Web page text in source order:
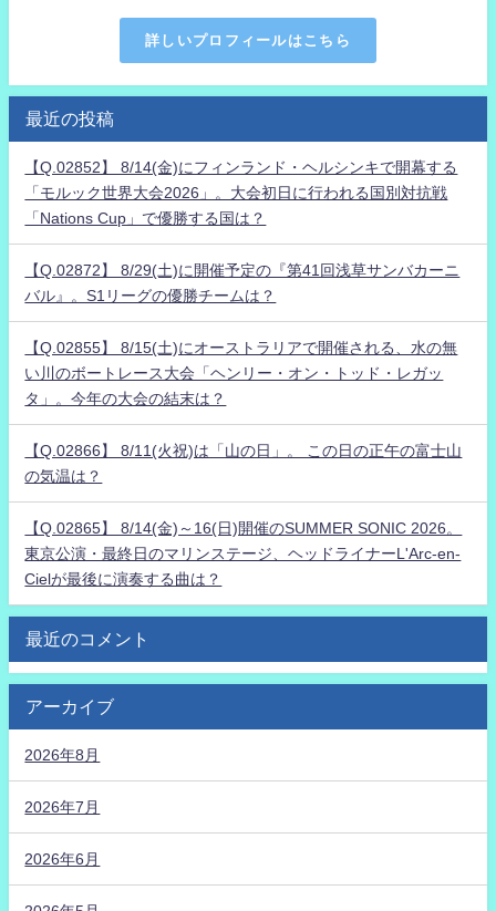
詳しいプロフィールはこちら
最近の投稿
【Q.02852】 8/14(金)にフィンランド・ヘルシンキで開幕する
「モルック世界大会2026」。大会初日に行われる国別対抗戦
「Nations Cup」で優勝する国は？
【Q.02872】 8/29(土)に開催予定の『第41回浅草サンバカーニ
バル』。S1リーグの優勝チームは？
【Q.02855】 8/15(土)にオーストラリアで開催される、水の無
い川のボートレース大会「ヘンリー・オン・トッド・レガッ
タ」。今年の大会の結末は？
【Q.02866】 8/11(火祝)は「山の日」。 この日の正午の富士山
の気温は？
【Q.02865】 8/14(金)～16(日)開催のSUMMER SONIC 2026。
東京公演・最終日のマリンステージ、ヘッドライナーL'Arc-en-
Cielが最後に演奏する曲は？
最近のコメント
アーカイブ
2026年8月
2026年7月
2026年6月